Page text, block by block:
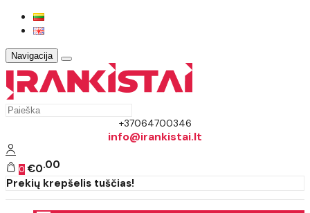
Navigacija
+37064700346
info@irankistai.lt
0 €0 00
Prekių krepšelis tuščias!